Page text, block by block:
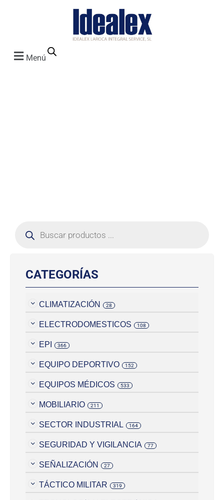
Menú
CATEGORÍAS
CLIMATIZACIÓN 28
ELECTRODOMESTICOS 108
EPI 366
EQUIPO DEPORTIVO 152
EQUIPOS MÉDICOS 533
MOBILIARIO 211
SECTOR INDUSTRIAL 164
SEGURIDAD Y VIGILANCIA 77
SEÑALIZACIÓN 27
TÁCTICO MILITAR 319